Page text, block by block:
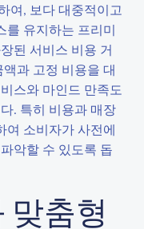
여, 보다 대중적이고
를 유지하는 프리미
된 서비스 비용 거
과 고정 비용을 대
스와 마인드 만족도
. 특히 비용과 매장
여 소비자가 사전에
악할 수 있도록 돕
맞춤형